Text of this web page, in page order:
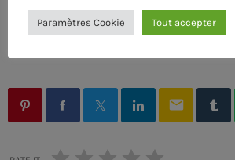
email
Paramètres Cookie Tout accepter